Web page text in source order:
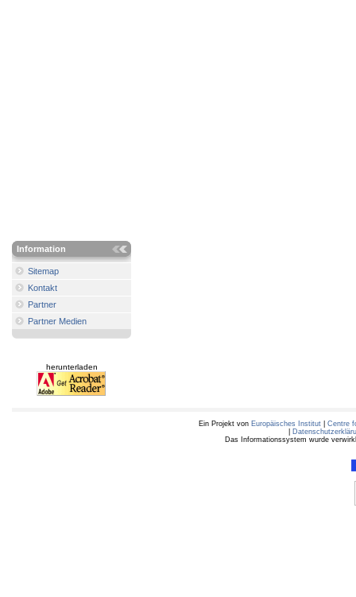
Information
Sitemap
Kontakt
Partner
Partner Medien
herunterladen
Ein Projekt von Europäisches Institut
Centre
Das Informationssystem wurde